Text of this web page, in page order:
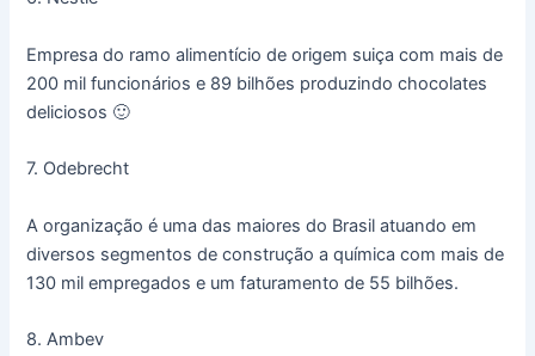
Empresa do ramo alimentício de origem suiça com mais de
200 mil funcionários e 89 bilhões produzindo chocolates
deliciosos 🙂
7. Odebrecht
A organização é uma das maiores do Brasil atuando em
diversos segmentos de construção a química com mais de
130 mil empregados e um faturamento de 55 bilhões.
8. Ambev